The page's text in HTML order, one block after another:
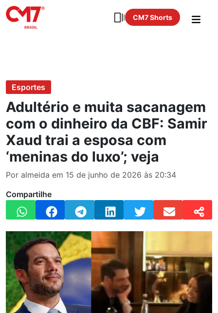
CM7 Shorts
Esportes
Adultério e muita sacanagem
com o dinheiro da CBF: Samir
Xaud trai a esposa com
‘meninas do luxo’; veja
Por almeida em 15 de junho de 2026 às 20:34
Compartilhe